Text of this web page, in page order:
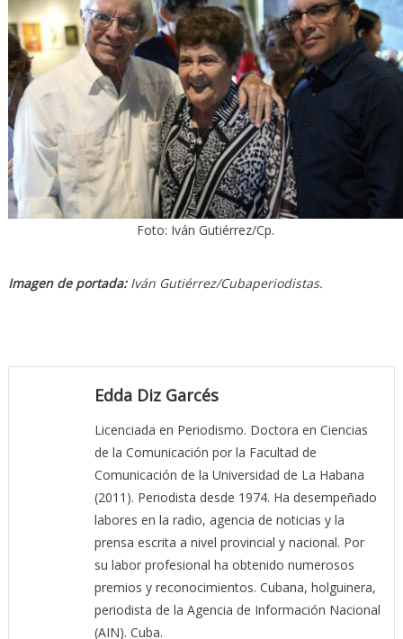
Foto: Iván Gutiérrez/Cp.
Imagen de portada:Iván Gutiérrez/Cubaperiodistas.
Edda Diz Garcés
Licenciada en Periodismo. Doctora en Ciencias
de la Comunicación por la Facultad de
Comunicación de la Universidad de La Habana
(2011). Periodista desde 1974. Ha desempeñado
labores en la radio, agencia de noticias y la
prensa escrita a nivel provincial y nacional. Por
su labor profesional ha obtenido numerosos
premios y reconocimientos. Cubana, holguinera,
periodista de la Agencia de Información Nacional
(AIN). Cuba.